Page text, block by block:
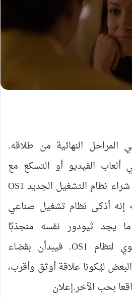
النهائية من طلاقه.
الفيديو أو التسكع مع
الأصدقاء. يقرر ثيودور شراء نظام التشغيل الجديد OS1
إنه أذكى نظام تشغيل صناعي
يجد ثيودور نفسه منجذبًا
لسامانثا، الصوت الأنثوي لنظام OS1. فيبدأن بقضاء
ليُكونا علاقة أوثق وأقرب،
بحب الآخر.إعلان